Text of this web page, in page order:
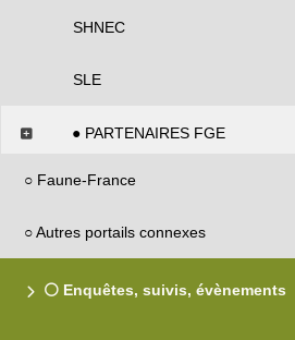
SHNEC
SLE
● PARTENAIRES FGE
○ Faune-France
○ Autres portails connexes
⚪ Enquêtes, suivis, évènements